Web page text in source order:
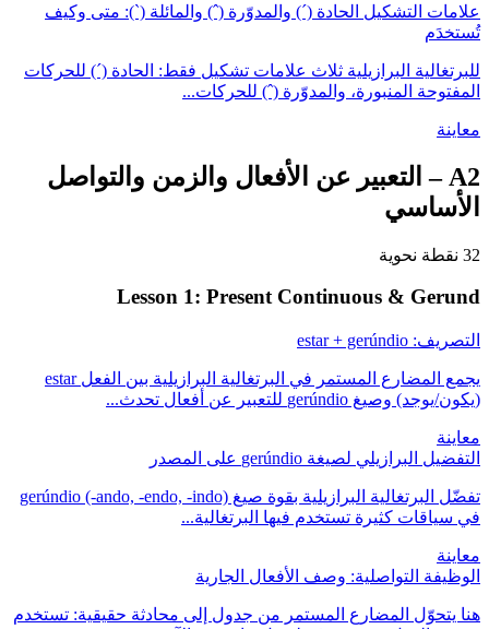
علامات التشكيل الحادة (´) والمدوّرة (ˆ) والمائلة (`): متى وكيف
تُستخدَم
للبرتغالية البرازيلية ثلاث علامات تشكيل فقط: الحادة (´) للحركات
المفتوحة المنبورة، والمدوّرة (ˆ) للحركات...
معاينة
A2
– التعبير عن الأفعال والزمن والتواصل
الأساسي
32 نقطة نحوية
Lesson 1: Present Continuous & Gerund
التصريف: estar + gerúndio
يجمع المضارع المستمر في البرتغالية البرازيلية بين الفعل estar
(يكون/يوجد) وصيغ gerúndio للتعبير عن أفعال تحدث...
معاينة
التفضيل البرازيلي لصيغة gerúndio على المصدر
تفضّل البرتغالية البرازيلية بقوة صيغ gerúndio (-ando, -endo, -indo)
في سياقات كثيرة تستخدم فيها البرتغالية...
معاينة
الوظيفة التواصلية: وصف الأفعال الجارية
هنا يتحوّل المضارع المستمر من جدول إلى محادثة حقيقية: تستخدم